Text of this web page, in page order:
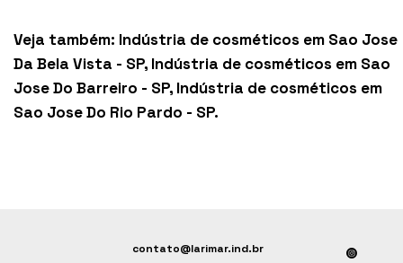
Veja também: Indústria de cosméticos em Sao Jose
Da Bela Vista - SP, Indústria de cosméticos em Sao
Jose Do Barreiro - SP, Indústria de cosméticos em
Sao Jose Do Rio Pardo - SP.
contato@larimar.ind.br